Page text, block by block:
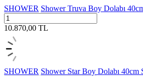
SHOWER Shower Truva Boy Dolabı
10.870,00 TL
SHOWER Shower Star Boy Dolabı 40cm